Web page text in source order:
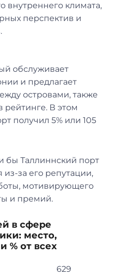
внутреннего климата,
перспектив и
обслуживает
и предлагает
островами, также
В этом
получил 5% или 105
бы Таллиннский порт
из-за его репутации,
мотивирующего
и премий.
в сфере
место,
% от всех
AS 629